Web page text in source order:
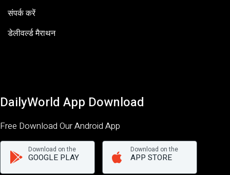
संपर्क करें
डेलीवर्ल्ड मैराथन
DailyWorld App Download
Free Download Our Android App
Download on the
GOOGLE PLAY
Download on the
APP STORE